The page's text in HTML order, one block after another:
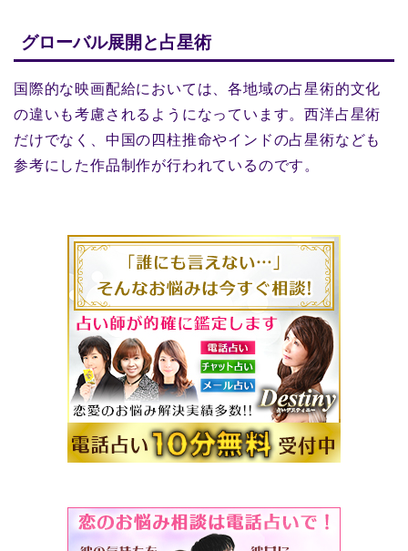
グローバル展開と占星術
国際的な映画配給においては、各地域の占星術的文化
の違いも考慮されるようになっています。西洋占星術
だけでなく、中国の四柱推命やインドの占星術なども
参考にした作品制作が行われているのです。